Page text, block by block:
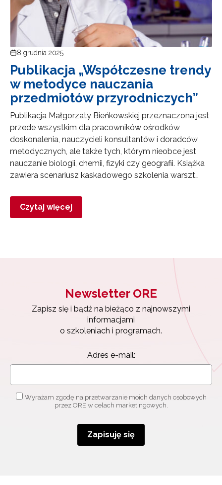
8 grudnia 2025
Publikacja „Współczesne trendy
w metodyce nauczania
przedmiotów przyrodniczych”
Publikacja Małgorzaty Bieńkowskiej przeznaczona jest
przede wszystkim dla pracowników ośrodków
doskonalenia, nauczycieli konsultantów i doradców
metodycznych, ale także tych, którym nieobce jest
nauczanie biologii, chemii, fizyki czy geografii. Książka
zawiera scenariusz kaskadowego szkolenia warszt…
Czytaj więcej
Newsletter ORE
Zapisz się i bądź na bieżąco z najnowszymi
informacjami
o szkoleniach i programach.
Adres e-mail:
Wyrażam zgodę na przetwarzanie moich danych osobowych
przez ORE w celach marketingowych.
Zapisuję się